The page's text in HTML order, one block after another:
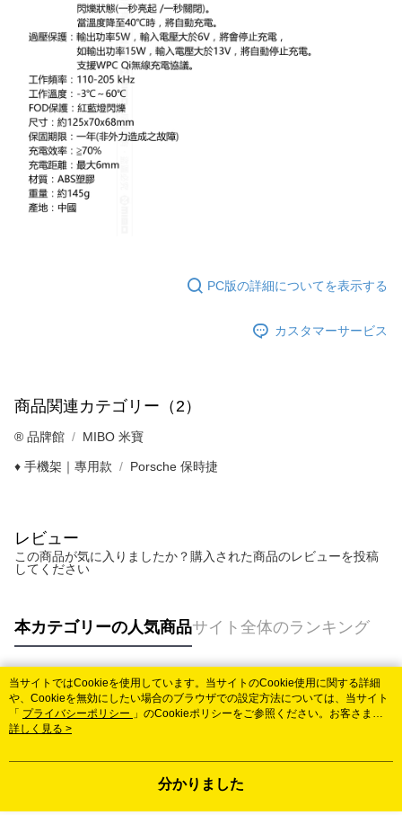
PC版の詳細についてを表示する
カスタマーサービス
商品関連カテゴリー（2）
®️ 品牌館 MIBO 米寶
♦️ 手機架｜專用款 Porsche 保時捷
レビュー
この商品が気に入りましたか？購入された商品のレビューを投稿
してください
本カテゴリーの人気商品サイト全体のランキング
人気タグ
当サイトではCookieを使用しています。当サイトのCookie使用に関する詳細
や、Cookieを無効にしたい場合のブラウザでの設定方法については、当サイト
「 プライバシーポリシー 」のCookieポリシーをご参照ください。お客さま
が、当サイトを引き続き使用される場合、当社がサイト利用規約のCookieポリ
詳しく見る >
分かりました